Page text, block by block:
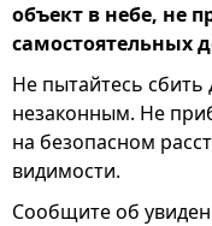
объект в небе, не
самостоятельных
Не пытайтесь
незаконным. Не
на безопасном
видимости.
Сообщите об